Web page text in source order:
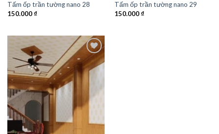
Tấm ốp trần tường nano 28
150.000₫
Tấm ốp trần tường nano 29
150.000₫